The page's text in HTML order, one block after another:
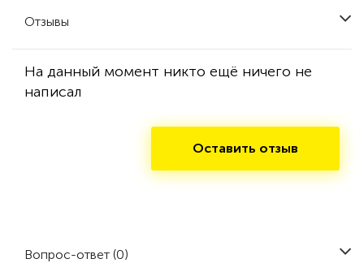
Отзывы
На данный момент никто ещё ничего не
написал
Оставить отзыв
Вопрос-ответ (0)